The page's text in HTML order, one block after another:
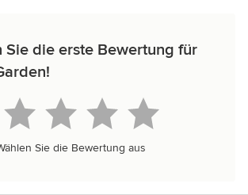
Sie die erste Bewertung für
Sie die Bewertung aus